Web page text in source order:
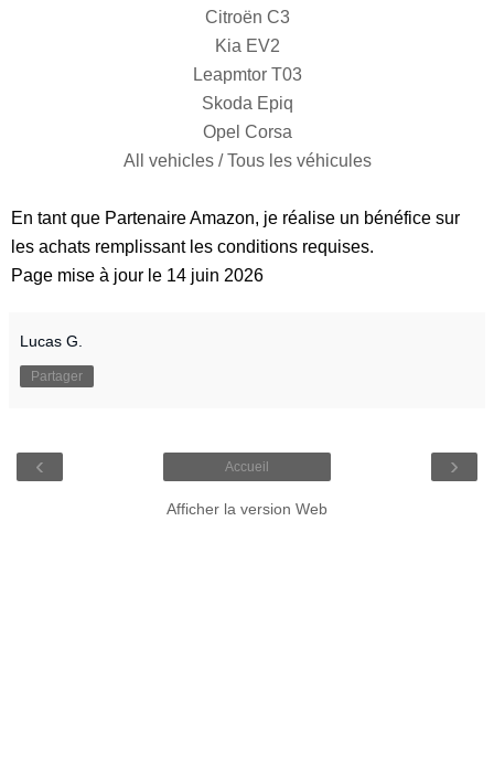
Citroën C3
Kia EV2
Leapmtor T03
Skoda Epiq
Opel Corsa
All vehicles / Tous les véhicules
En tant que Partenaire Amazon, je réalise un bénéfice sur
les achats remplissant les conditions requises.
Page mise à jour le 14 juin 2026
Lucas G.
Partager
‹ ›
Accueil
Afficher la version Web